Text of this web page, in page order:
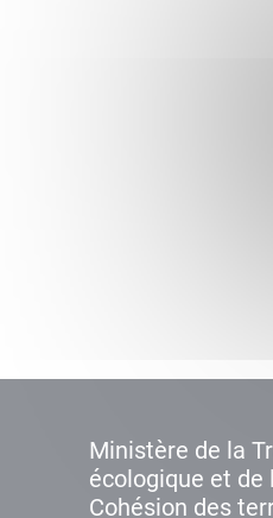
Ministère de la
écologique et de
Cohésion des